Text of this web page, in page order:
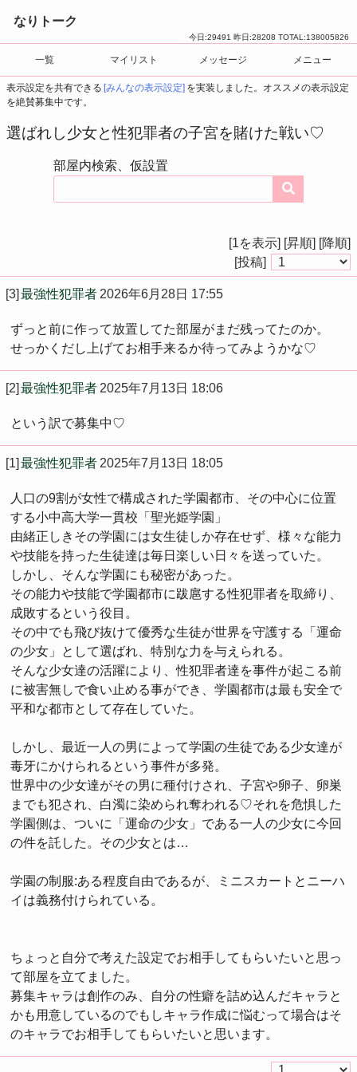
なりトーク
今日:29491 昨日:28208 TOTAL:138005826
一覧 マイリスト メッセージ メニュー
表示設定を共有できる [みんなの表示設定] を実装しました。オススメの表示設定
を絶賛募集中です。
選ばれし少女と性犯罪者の子宮を賭けた戦い♡
部屋内検索、仮設置
[1を表示] [昇順] [降順]
[投稿]
[3] 最強性犯罪者 2026年6月28日 17:55
ずっと前に作って放置してた部屋がまだ残ってたのか。
せっかくだし上げてお相手来るか待ってみようかな♡
[2] 最強性犯罪者 2025年7月13日 18:06
という訳で募集中♡
[1] 最強性犯罪者 2025年7月13日 18:05
人口の9割が女性で構成された学園都市、その中心に位置
する小中高大学一貫校「聖光姫学園」
由緒正しきその学園には女生徒しか存在せず、様々な能力
や技能を持った生徒達は毎日楽しい日々を送っていた。
しかし、そんな学園にも秘密があった。
その能力や技能で学園都市に跋扈する性犯罪者を取締り、
成敗するという役目。
その中でも飛び抜けて優秀な生徒が世界を守護する「運命
の少女」として選ばれ、特別な力を与えられる。
そんな少女達の活躍により、性犯罪者達を事件が起こる前
に被害無しで食い止める事ができ、学園都市は最も安全で
平和な都市として存在していた。
しかし、最近一人の男によって学園の生徒である少女達が
毒牙にかけられるという事件が多発。
世界中の少女達がその男に種付けされ、子宮や卵子、卵巣
までも犯され、白濁に染められ奪われる♡それを危惧した
学園側は、ついに「運命の少女」である一人の少女に今回
の件を託した。その少女とは…
学園の制服:ある程度自由であるが、ミニスカートとニーハ
イは義務付けられている。
ちょっと自分で考えた設定でお相手してもらいたいと思っ
て部屋を立てました。
募集キャラは創作のみ、自分の性癖を詰め込んだキャラと
かも用意しているのでもしキャラ作成に悩むって場合はそ
のキャラでお相手してもらいたいと思います。